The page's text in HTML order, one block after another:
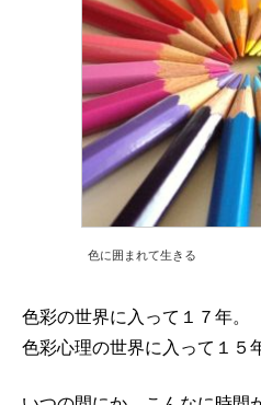
色に囲まれて生きる
色彩の世界に入って１７年。
色彩心理の世界に入って１５